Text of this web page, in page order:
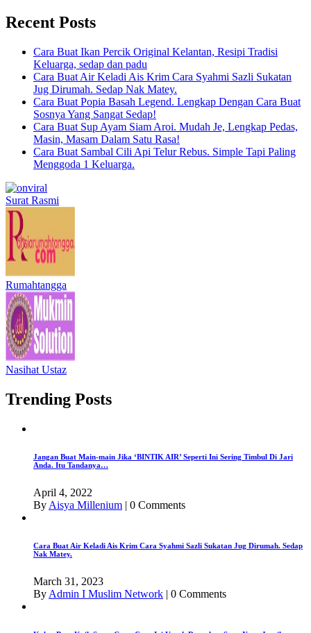
Recent Posts
Cara Buat Ikan Percik Original Kelantan, Resipi Tradisi
Keluarga, sedap dan padu
Cara Buat Air Keladi Ais Krim Cara Syahmi Sazli Sukatan
Jug Dirumah. Sedap Nak Matey.
Cara Buat Popia Basah Legend. Lengkap Dengan Cara Buat
Sosnya Yang Sangat Sedap!
Cara Buat Sup Ayam Siam Aroi. Mudah Je, Lengkap Pedas,
Masin, Masam Dalam Satu Rasa!
Cara Buat Sambal Cili Api Telur Rebus. Simple Tapi Paling
Menggoda 1 Keluarga.
Surat Rasmi
Rumahtangga
Nasihat Ustaz
Trending Posts
Jangan Buat Main-main Jika ‘BINTIK AIR’ Seperti Ini Sering Timbul Di Jari
Anda. Itu Tandanya…
April 4, 2022
By Aisya Millenium | 0 Comments
Cara Buat Air Keladi Ais Krim Cara Syahmi Sazli Sukatan Jug Dirumah. Sedap
Nak Matey.
March 31, 2023
By Admin I Muslim Network | 0 Comments